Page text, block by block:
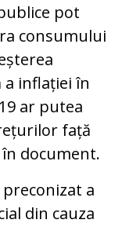
pot
consumului
a inflației în
ar putea
față
în document.
a
din cauza